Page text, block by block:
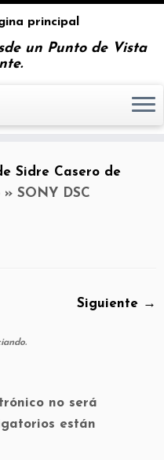
un Punto de Vista
Sidre Casero de
» SONY DSC
Siguiente →
no será
están